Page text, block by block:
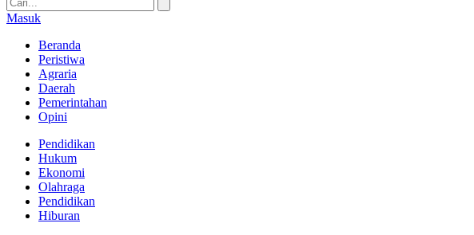
Masuk
Beranda
Peristiwa
Agraria
Daerah
Pemerintahan
Opini
Pendidikan
Hukum
Ekonomi
Olahraga
Pendidikan
Hiburan